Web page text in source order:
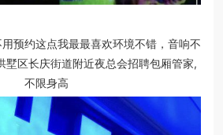
预约这点我最最喜欢环境不错，音响不
墅区长庆街道附近夜总会招聘包厢管家,
不限身高